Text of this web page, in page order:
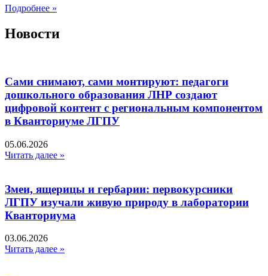
Подробнее »
Новости
Сами снимают, сами монтируют: педагоги
дошкольного образования ЛНР создают
цифровой контент с региональным компонентом
в Кванториуме ЛГПУ​
05.06.2026
Читать далее »
Змеи, ящерицы и гербарии: первокурсники
ЛГПУ изучали живую природу в лаборатории
Кванториума
03.06.2026
Читать далее »